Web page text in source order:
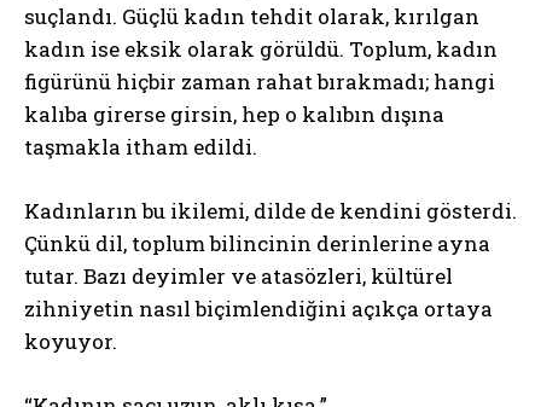
suçlandı. Güçlü kadın tehdit olarak, kırılgan
kadın ise eksik olarak görüldü. Toplum, kadın
figürünü hiçbir zaman rahat bırakmadı; hangi
kalıba girerse girsin, hep o kalıbın dışına
taşmakla itham edildi.
Kadınların bu ikilemi, dilde de kendini gösterdi.
Çünkü dil, toplum bilincinin derinlerine ayna
tutar. Bazı deyimler ve atasözleri, kültürel
zihniyetin nasıl biçimlendiğini açıkça ortaya
koyuyor.